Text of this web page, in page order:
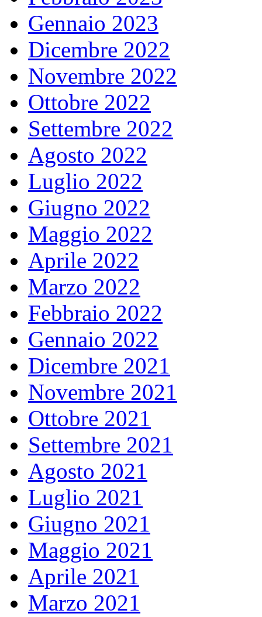
Gennaio 2023
Dicembre 2022
Novembre 2022
Ottobre 2022
Settembre 2022
Agosto 2022
Luglio 2022
Giugno 2022
Maggio 2022
Aprile 2022
Marzo 2022
Febbraio 2022
Gennaio 2022
Dicembre 2021
Novembre 2021
Ottobre 2021
Settembre 2021
Agosto 2021
Luglio 2021
Giugno 2021
Maggio 2021
Aprile 2021
Marzo 2021